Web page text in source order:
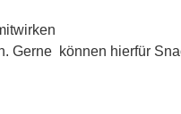
können hierfür